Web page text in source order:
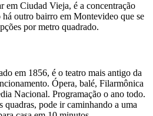
em Ciudad Vieja, é a concentração
outro bairro em Montevideo que se
por metro quadrado.
em 1856, é o teatro mais antigo da
Ópera, balé, Filarmônica
Nacional. Programação o ano todo.
quadras, pode ir caminhando a uma